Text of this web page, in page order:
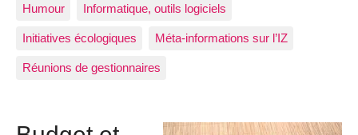
Humour Informatique, outils logiciels
Initiatives écologiques Méta-informations sur l’IZ
Réunions de gestionnaires